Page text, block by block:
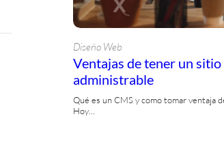
Diseño Web
Ventajas de tener un
administrable
Qué es un CMS y como tomar ventaja
Hoy…